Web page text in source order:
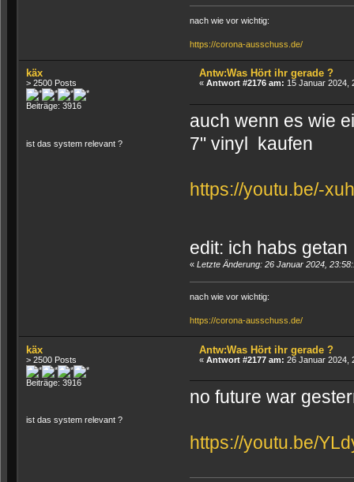
nach wie vor wichtig:
https://corona-ausschuss.de/
käx
> 2500 Posts
Beiträge: 3916
ist das system relevant ?
Antw:Was Hört ihr gerade ?
«Antwort #2176 am: 15 Januar 2024,
auch wenn es wie
7" vinyl kaufen
https://youtu.be/-
edit: ich habs
« Letzte Änderung: 26 Januar 2024,
nach wie vor wichtig:
https://corona-ausschuss.de/
käx
> 2500 Posts
Beiträge: 3916
ist das system relevant ?
Antw:Was Hört ihr gerade ?
«Antwort #2177 am: 26 Januar 2024,
no future war
https://youtu.be/